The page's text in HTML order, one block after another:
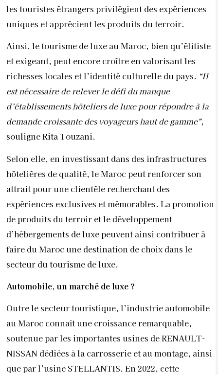
les touristes étrangers privilégient des expériences
uniques et apprécient les produits du terroir.
Ainsi, le tourisme de luxe au Maroc, bien qu’élitiste
et exigeant, peut encore croître en valorisant les
richesses locales et l’identité culturelle du pays. “Il
est nécessaire de relever le défi du manque
d’établissements hôteliers de luxe pour répondre à la
demande croissante des voyageurs haut de gamme”,
souligne Rita Touzani.
Selon elle, en investissant dans des infrastructures
hôtelières de qualité, le Maroc peut renforcer son
attrait pour une clientèle recherchant des
expériences exclusives et mémorables. La promotion
de produits du terroir et le développement
d’hébergements de luxe peuvent ainsi contribuer à
faire du Maroc une destination de choix dans le
secteur du tourisme de luxe.
Automobile, un marché de luxe ?
Outre le secteur touristique, l’industrie automobile
au Maroc connaît une croissance remarquable,
soutenue par les importantes usines de RENAULT-
NISSAN dédiées à la carrosserie et au montage, ainsi
que par l’usine STELLANTIS. En 2022, cette